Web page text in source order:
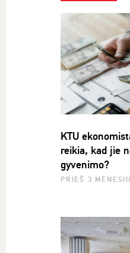
KTU
reikia, kad jie
gyvenimo?
PRIEŠ 3